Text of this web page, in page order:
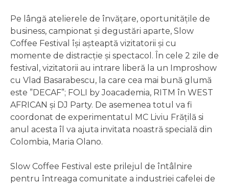
Pe lângă atelierele de învățare, oportunitățile de
business, campionat și degustări aparte, Slow
Coffee Festival își așteaptă vizitatorii și cu
momente de distracție și spectacol. În cele 2 zile de
festival, vizitatorii au intrare liberă la un Improshow
cu Vlad Basarabescu, la care cea mai bună glumă
este ”DECAF”; FOLI by Joacademia, RITM în WEST
AFRICAN și DJ Party. De asemenea totul va fi
coordonat de experimentatul MC Liviu Frățilă si
anul acesta îl va ajuta invitata noastră specială din
Colombia, Maria Olano.
Slow Coffee Festival este prilejul de întâlnire
pentru întreaga comunitate a industriei cafelei de